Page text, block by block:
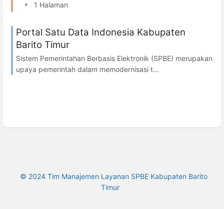
1 Halaman
Portal Satu Data Indonesia Kabupaten
Barito Timur
Sistem Pemerintahan Berbasis Elektronik (SPBE) merupakan
upaya pemerintah dalam memodernisasi t...
© 2024 Tim Manajemen Layanan SPBE Kabupaten Barito
Timur